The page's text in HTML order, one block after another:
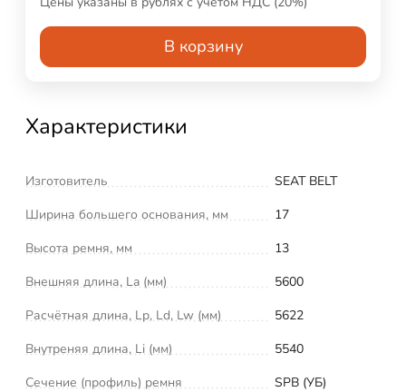
В корзину
Характеристики
Изготовитель
SEAT BELT
Ширина большего основания, мм
17
Высота ремня, мм
13
Внешняя длина, La (мм)
5600
Расчётная длина, Lp, Ld, Lw (мм)
5622
Внутреняя длина, Li (мм)
5540
Сечение (профиль) ремня
SPВ (УБ)